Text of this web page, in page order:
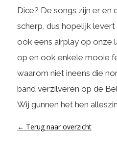
Dice? De songs zijn er en
scherp, dus hopelijk
ook eens airplay op onze
op en ook enkele mooie
waarom niet ineens die
band verzilveren op de
Wij gunnen het hen
← Terug naar overzicht